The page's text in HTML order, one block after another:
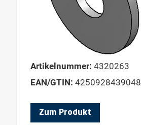
Artikelnummer: 4320263
EAN/GTIN: 4250928439048
Zum Produkt